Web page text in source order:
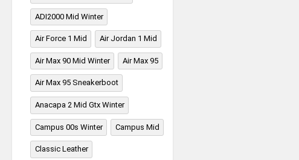
ADI2000 Mid Winter
Air Force 1 Mid Air Jordan 1 Mid
Air Max 90 Mid Winter Air Max 95
Air Max 95 Sneakerboot
Anacapa 2 Mid Gtx Winter
Campus 00s Winter Campus Mid
Classic Leather